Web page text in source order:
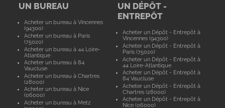
UN BUREAU
Acheter un bureau à Vincennes
(94300)
Acheter un bureau à Paris
(75020)
Acheter un bureau à 44 Loire-
Atlantique
Acheter un bureau à 84
Vaucluse
Acheter un bureau à Chartres
(28000)
Acheter un bureau à Nice
(06000)
Acheter un bureau à Metz
UN DÉPÔT -
ENTREPÔT
Acheter un Dépôt - Entrepôt à
Vincennes (94300)
Acheter un Dépôt - Entrepôt à
Paris (75020)
Acheter un Dépôt - Entrepôt à
44 Loire-Atlantique
Acheter un Dépôt - Entrepôt à
84 Vaucluse
Acheter un Dépôt - Entrepôt à
Chartres (28000)
Acheter un Dépôt - Entrepôt à
Nice (06000)